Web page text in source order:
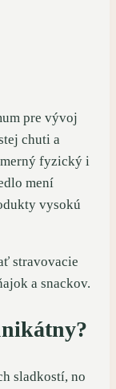
pre vývoj
chuti a
fyzický i
mení
vysokú
stravovacie
a snackov.
sladkostí, no